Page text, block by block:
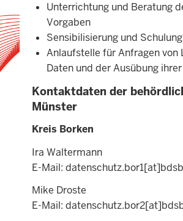
Unterrichtung und Beratung
Vorgaben
Sensibilisierung und
Anlaufstelle für Anfragen von
Daten und der Ausübung
Kontaktdaten der
Münster
Kreis Borken
Ira Waltermann
E-Mail: datenschutz.bor1[at]
Mike Droste
E-Mail: datenschutz.bor2[at]